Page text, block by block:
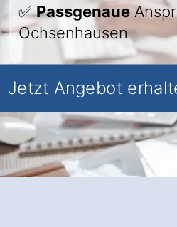
✅Passgenaue
Ochsenhausen
Jetzt Angebot